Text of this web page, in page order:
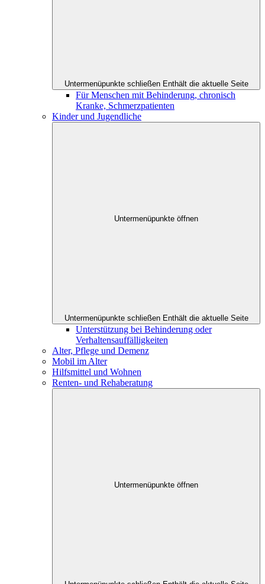
Untermenüpunkte schließen Enthält die aktuelle Seite
Für Menschen mit Behinderung, chronisch
Kranke, Schmerzpatienten
Kinder und Jugendliche
Untermenüpunkte öffnen
Untermenüpunkte schließen Enthält die aktuelle Seite
Unterstützung bei Behinderung oder
Verhaltensauffälligkeiten
Alter, Pflege und Demenz
Mobil im Alter
Hilfsmittel und Wohnen
Renten- und Rehaberatung
Untermenüpunkte öffnen